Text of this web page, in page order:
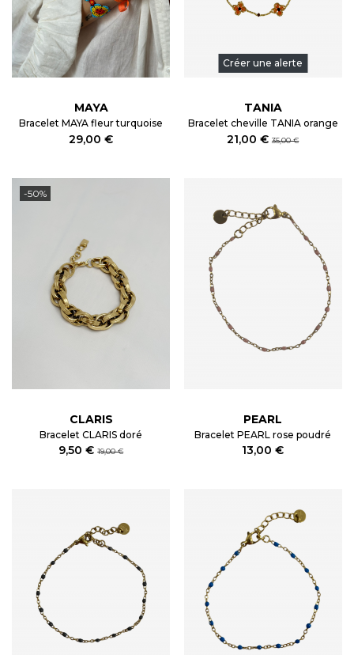
MAYA
Bracelet MAYA fleur turquoise
29,00 €
Créer une alerte
TANIA
Bracelet cheville TANIA orange
21,00 €35,00 €
-50%
CLARIS
Bracelet CLARIS doré
9,50 €19,00 €
PEARL
Bracelet PEARL rose poudré
13,00 €